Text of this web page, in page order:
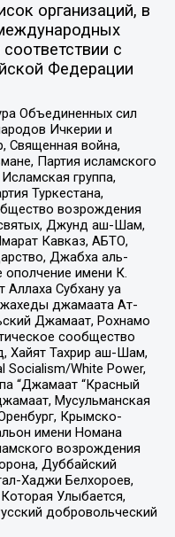
организаций, в
с
Федерации
Объединенных сил
Ичкерии и
Священная война,
Партия исламского
группа,
Туркестана,
возрождения
Джунд аш-Шам,
Кавказ, АБТО,
Джабха аль-
имени К.
Субхану уа
джамаата Ат-
Джамаат, Рохнамо
сообщество
Хайят Тахрир аш-Шам,
White Power,
“Джамаат “Красный
Мусульманская
Крымско-
имени Номана
возрождения
Дуббайский
Хаджи Белхороев,
Улыбается,
добровольческий